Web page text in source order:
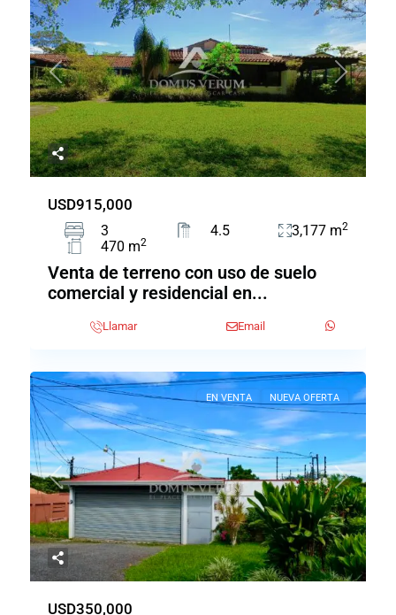
Previous Next
USD915,000
3 4.5 3,177 m2
470 m2
Venta de terreno con uso de suelo
comercial y residencial en...
Llamar Email
Previous Next
EN VENTA NUEVA OFERTA
USD350,000